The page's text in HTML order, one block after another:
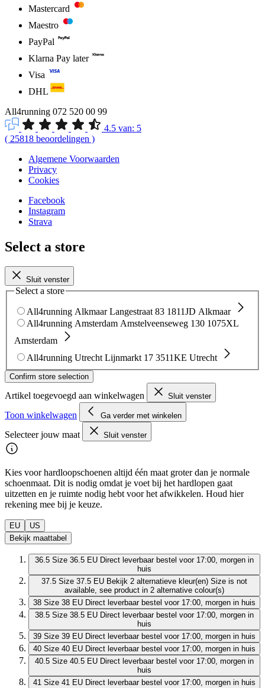
Mastercard
Maestro
PayPal
Klarna Pay later
Visa
DHL
All4running 072 520 00 99
4.5 van: 5
( 25818 beoordelingen )
Algemene Voorwaarden
Privacy
Cookies
Facebook
Instagram
Strava
Select a store
Sluit venster
Select a store
All4running Alkmaar Langestraat 83 1811JD Alkmaar
All4running Amsterdam Amstelveenseweg 130 1075XL
Amsterdam
All4running Utrecht Lijnmarkt 17 3511KE Utrecht
Confirm store selection
Artikel toegevoegd aan winkelwagen Sluit venster
Toon winkelwagen Ga verder met winkelen
Selecteer jouw maat Sluit venster
Kies voor hardloopschoenen altijd één maat groter dan je normale
schoenmaat. Dit is nodig omdat je voet bij het hardlopen gaat
uitzetten en je ruimte nodig hebt voor het afwikkelen. Houd hier
rekening mee bij je keuze.
EU
US
Bekijk maattabel
36.5 Size 36.5 EU Direct leverbaar bestel voor 17:00, morgen in
huis
37.5 Size 37.5 EU Bekijk 2 alternatieve kleur(en) Size is not
available, see product in 2 alternative colour(s)
38 Size 38 EU Direct leverbaar bestel voor 17:00, morgen in huis
38.5 Size 38.5 EU Direct leverbaar bestel voor 17:00, morgen in
huis
39 Size 39 EU Direct leverbaar bestel voor 17:00, morgen in huis
40 Size 40 EU Direct leverbaar bestel voor 17:00, morgen in huis
40.5 Size 40.5 EU Direct leverbaar bestel voor 17:00, morgen in
huis
41 Size 41 EU Direct leverbaar bestel voor 17:00, morgen in huis